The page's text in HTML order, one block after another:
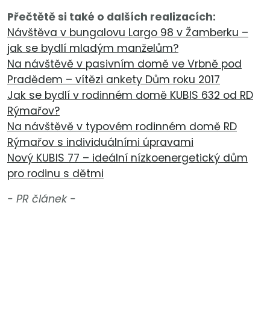
Přečtětě si také o dalších realizacích:
Návštěva v bungalovu Largo 98 v Žamberku –
jak se bydlí mladým manželům?
Na návštěvě v pasivním domě ve Vrbně pod
Pradědem – vítězi ankety Dům roku 2017
Jak se bydlí v rodinném domě KUBIS 632 od RD
Rýmařov?
Na návštěvě v typovém rodinném domě RD
Rýmařov s individuálními úpravami
Nový KUBIS 77 – ideální nízkoenergetický dům
pro rodinu s dětmi
- PR článek -